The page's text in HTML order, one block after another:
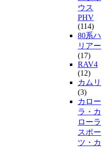
ウス
PHV
(114)
80系ハ
リアー
(17)
RAV4
(12)
カムリ
(3)
カロー
ラ・カ
ローラ
スポー
ツ・カ